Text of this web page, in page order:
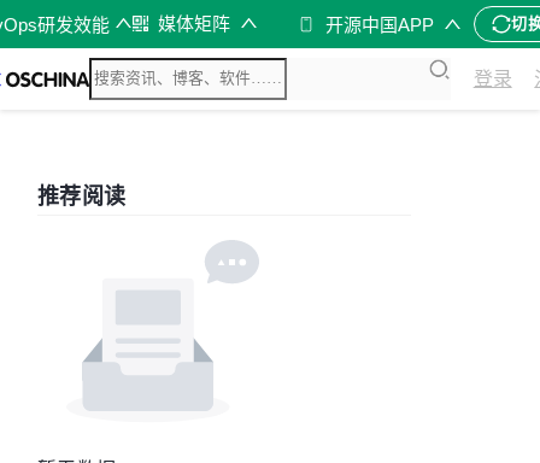
研发效能 媒体矩阵 开源中国APP 切
登录
推荐阅读